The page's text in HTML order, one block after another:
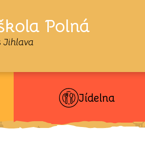
Polná
Jihlava
Jídelna